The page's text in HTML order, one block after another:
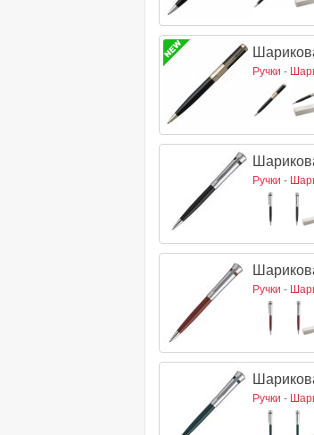
Ручки -
Ручки -
Ручки -
Ручки -